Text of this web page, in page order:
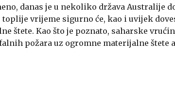
danas je u nekoliko država Australije
toplije vrijeme sigurno će, kao i uvijek
štete. Kao što je poznato, saharske
požara uz ogromne materijalne štete